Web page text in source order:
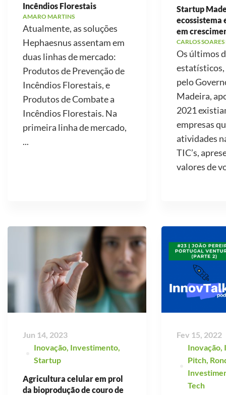
Incêndios Florestais
AMARO MARTINS
Atualmente, as soluções
Hephaesnus assentam em
duas linhas de mercado:
Produtos de Prevenção de
Incêndios Florestais, e
Produtos de Combate a
Incêndios Florestais. Na
primeira linha de mercado,
...
Startup
ecossistema
em
CARLOS SOARES
Os últimos
pelo
Madeira,
2021
empresas
atividades
TIC’s,
valores de
Jun 14, 2023
Inovação Investimento
Startup
Agricultura celular em prol
da bioprodução de couro de
Fev 15, 2022
Inovação
Pitch
Tech